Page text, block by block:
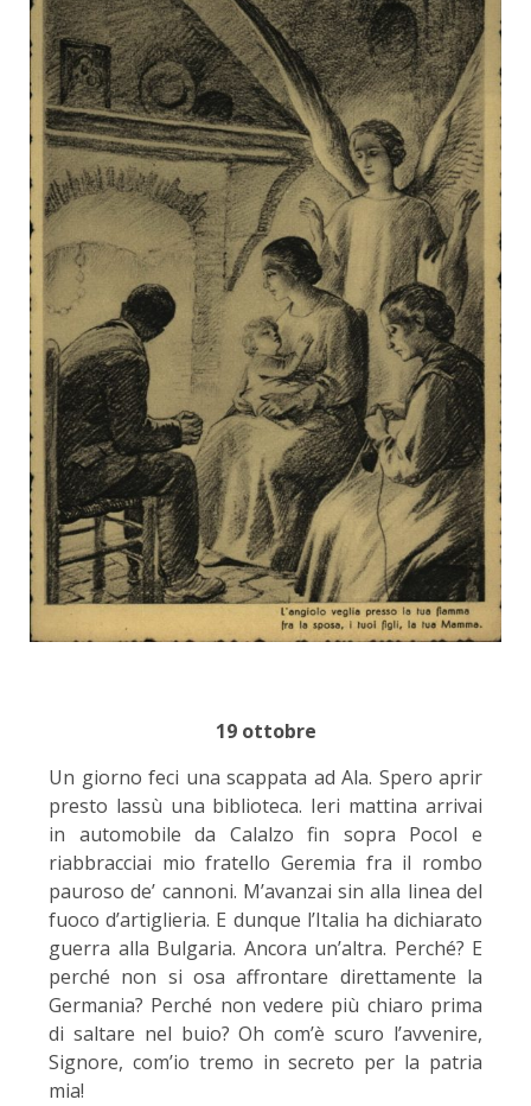
19 ottobre
Un giorno feci una scappata ad Ala. Spero aprir
presto lassù una biblioteca. Ieri mattina arrivai
in automobile da Calalzo fin sopra Pocol e
riabbracciai mio fratello Geremia fra il rombo
pauroso de’ cannoni. M’avanzai sin alla linea del
fuoco d’artiglieria. E dunque l’Italia ha dichiarato
guerra alla Bulgaria. Ancora un’altra. Perché? E
perché non si osa affrontare direttamente la
Germania? Perché non vedere più chiaro prima
di saltare nel buio? Oh com’è scuro l’avvenire,
Signore, com’io tremo in secreto per la patria
mia!